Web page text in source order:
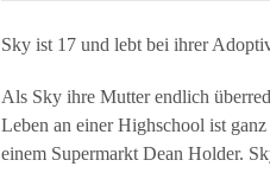
Sky ist 17 und lebt bei ihrer
Als Sky ihre Mutter endlich
Leben an einer Highschool ist
einem Supermarkt Dean Holder.